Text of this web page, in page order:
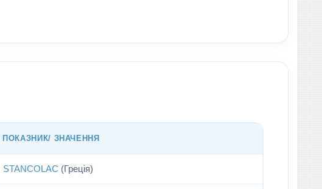
ПОКАЗНИК/ ЗНАЧЕННЯ
STANCOLAC (Греція)